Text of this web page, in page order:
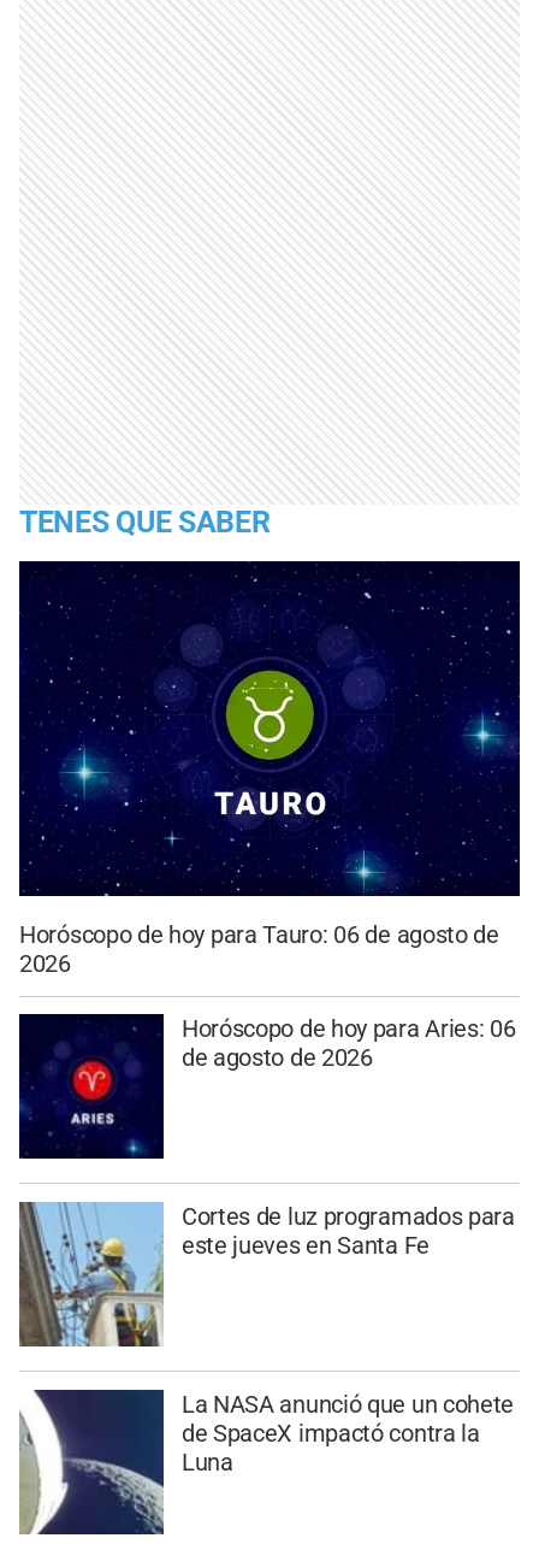
TENES QUE SABER
Horóscopo de hoy para Tauro: 06 de agosto de
2026
Horóscopo de hoy para Aries: 06
de agosto de 2026
Cortes de luz programados para
este jueves en Santa Fe
La NASA anunció que un cohete
de SpaceX impactó contra la
Luna